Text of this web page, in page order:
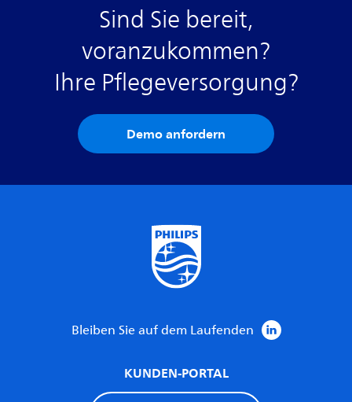
Sind Sie bereit,
voranzukommen?
Ihre Pflegeversorgung?
Demo anfordern
Bleiben Sie auf dem Laufenden
KUNDEN-PORTAL